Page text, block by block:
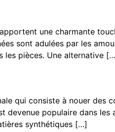
une charmante
sont adulées par les
les pièces. Une alternative
qui consiste à nouer
devenue populaire dans
synthétiques […]